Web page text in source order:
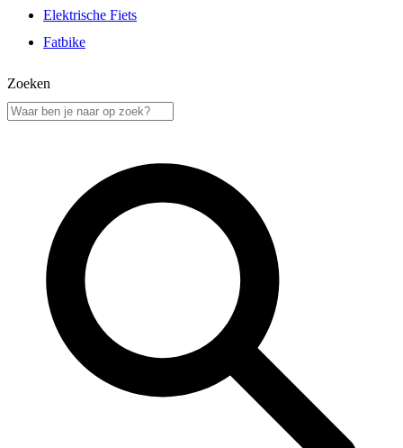
Elektrische Fiets
Fatbike
Zoeken